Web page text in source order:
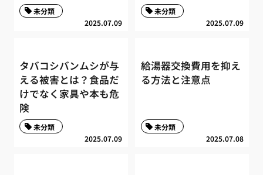
2025.07.09
未分類
2025.07.09
未分類
タバコシバンムシが与
える被害とは？食品だ
けでなく家具や本も危
険
2025.07.09
未分類
給湯器交換費用を抑え
る方法と注意点
2025.07.08
未分類